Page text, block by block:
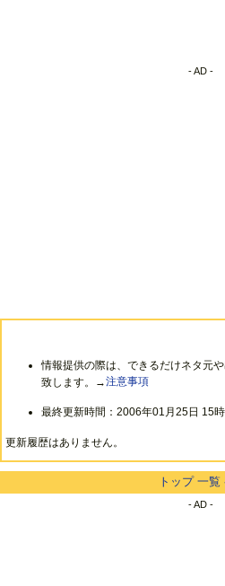
- AD -
情報提供の際は、できるだけネタ元
致します。→注意事項
最終更新時間：2006年01月25日 15
更新履歴はありません。
トップ 一覧
- AD -